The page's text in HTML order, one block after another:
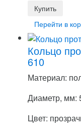
Перейти в
Кольцо
610
Материал:
Диаметр, мм:
Цвет: